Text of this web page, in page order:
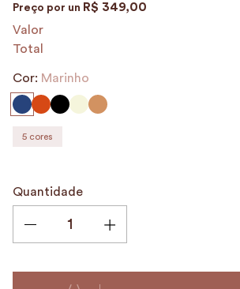
Preço por un R$ 349,00
Valor
Total
Cor: Marinho
5 cores
Quantidade
7º
avental
º
10º case